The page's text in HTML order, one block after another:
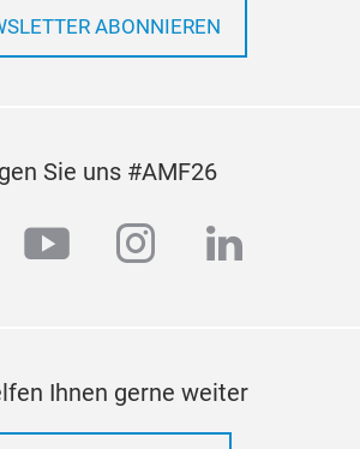
ABONNIEREN
Sie uns #AMF26
youtubeinstagram
linkedin
Ihnen gerne weiter